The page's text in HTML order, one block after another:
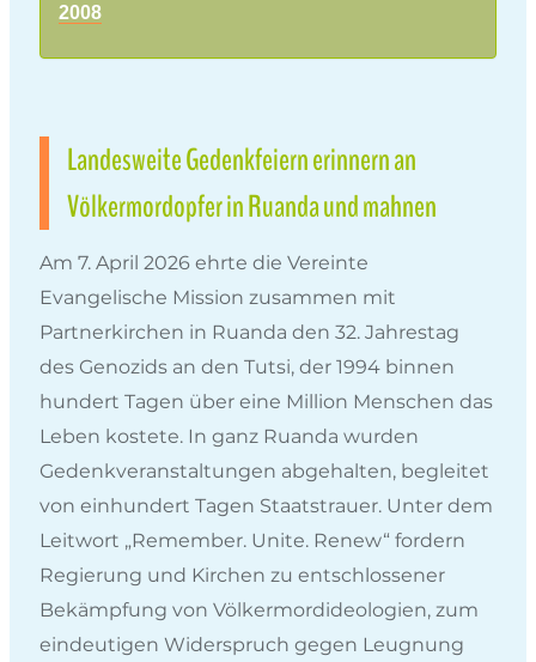
2008
Landesweite Gedenkfeiern erinnern an
Völkermordopfer in Ruanda und mahnen
Am 7. April 2026 ehrte die Vereinte
Evangelische Mission zusammen mit
Partnerkirchen in Ruanda den 32. Jahrestag
des Genozids an den Tutsi, der 1994 binnen
hundert Tagen über eine Million Menschen das
Leben kostete. In ganz Ruanda wurden
Gedenkveranstaltungen abgehalten, begleitet
von einhundert Tagen Staatstrauer. Unter dem
Leitwort „Remember. Unite. Renew“ fordern
Regierung und Kirchen zu entschlossener
Bekämpfung von Völkermordideologien, zum
eindeutigen Widerspruch gegen Leugnung